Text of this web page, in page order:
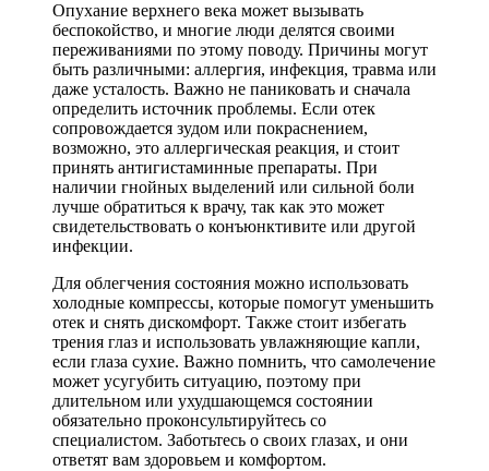
Опухание верхнего века может вызывать
беспокойство, и многие люди делятся своими
переживаниями по этому поводу. Причины могут
быть различными: аллергия, инфекция, травма или
даже усталость. Важно не паниковать и сначала
определить источник проблемы. Если отек
сопровождается зудом или покраснением,
возможно, это аллергическая реакция, и стоит
принять антигистаминные препараты. При
наличии гнойных выделений или сильной боли
лучше обратиться к врачу, так как это может
свидетельствовать о конъюнктивите или другой
инфекции.
Для облегчения состояния можно использовать
холодные компрессы, которые помогут уменьшить
отек и снять дискомфорт. Также стоит избегать
трения глаз и использовать увлажняющие капли,
если глаза сухие. Важно помнить, что самолечение
может усугубить ситуацию, поэтому при
длительном или ухудшающемся состоянии
обязательно проконсультируйтесь со
специалистом. Заботьтесь о своих глазах, и они
ответят вам здоровьем и комфортом.